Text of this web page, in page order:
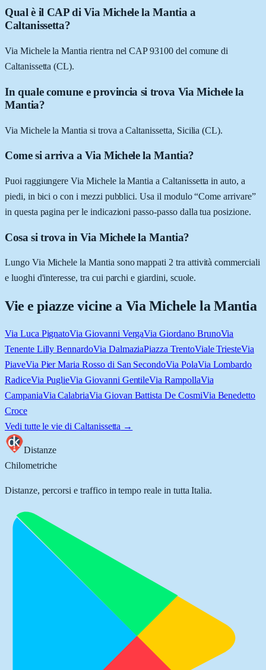
Qual è il CAP di Via Michele la Mantia a
Caltanissetta?
Via Michele la Mantia rientra nel CAP 93100 del comune di
Caltanissetta (CL).
In quale comune e provincia si trova Via Michele la
Mantia?
Via Michele la Mantia si trova a Caltanissetta, Sicilia (CL).
Come si arriva a Via Michele la Mantia?
Puoi raggiungere Via Michele la Mantia a Caltanissetta in auto, a
piedi, in bici o con i mezzi pubblici. Usa il modulo “Come arrivare”
in questa pagina per le indicazioni passo-passo dalla tua posizione.
Cosa si trova in Via Michele la Mantia?
Lungo Via Michele la Mantia sono mappati 2 tra attività commerciali
e luoghi d'interesse, tra cui parchi e giardini, scuole.
Vie e piazze vicine a Via Michele la Mantia
Via Luca PignatoVia Giovanni VergaVia Giordano BrunoVia
Tenente Lilly BennardoVia DalmaziaPiazza TrentoViale TriesteVia
PiaveVia Pier Maria Rosso di San SecondoVia PolaVia Lombardo
RadiceVia PuglieVia Giovanni GentileVia RampollaVia
CampaniaVia CalabriaVia Giovan Battista De CosmiVia Benedetto
Croce
Vedi tutte le vie di Caltanissetta →
Distanze
Chilometriche
Distanze, percorsi e traffico in tempo reale in tutta Italia.